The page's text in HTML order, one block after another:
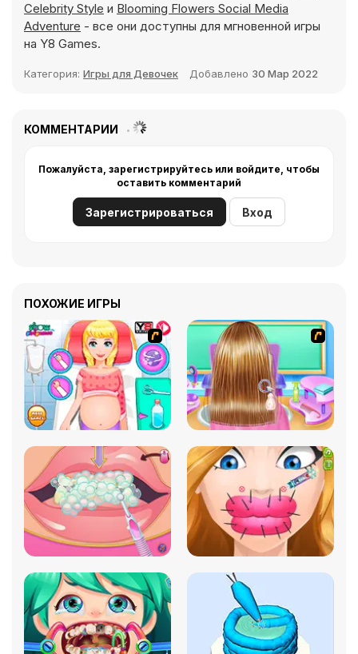
Celebrity Style и Blooming Flowers Social Media
Adventure - все они доступны для мгновенной игры
на Y8 Games.
Категория: Игры для Девочек Добавлено 30 Мар 2022
КОММЕНТАРИИ
Пожалуйста, зарегистрируйтесь или войдите, чтобы
оставить комментарий
Зарегистрироваться Вход
ПОХОЖИЕ ИГРЫ